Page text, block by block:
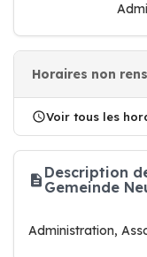
Horaires non
Voir tous les
Description
Gemeinde
Administration,